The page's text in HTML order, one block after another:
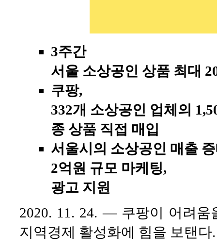
3주간
서울 소상공인 상품 최대
쿠팡,
332개 소상공인 업체의
종 상품 직접 매입
서울시의 소상공인 매출
2억원 규모 마케팅,
광고 지원
2020. 11. 24. — 쿠팡이 어려
지역경제 활성화에 힘을 보탠다.